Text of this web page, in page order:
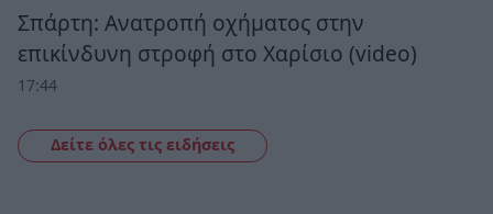
Σπάρτη: Ανατροπή οχήματος στην
επικίνδυνη στροφή στο Χαρίσιο (video)
17:44
Δείτε όλες τις ειδήσεις